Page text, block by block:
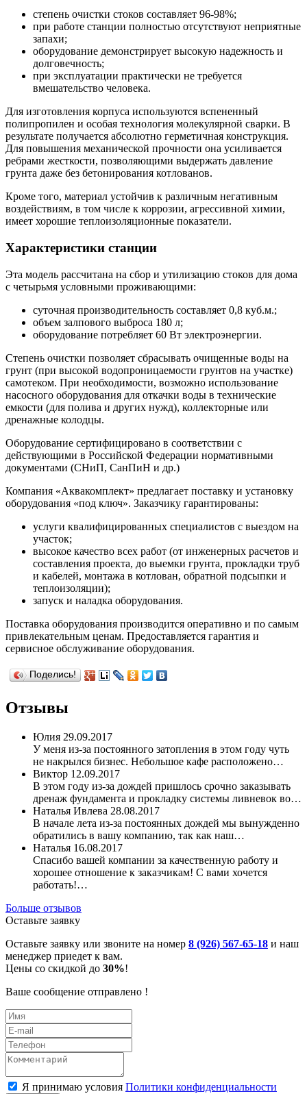
степень очистки стоков составляет 96-98%;
при работе станции полностью отсутствуют неприятные
запахи;
оборудование демонстрирует высокую надежность и
долговечность;
при эксплуатации практически не требуется
вмешательство человека.
Для изготовления корпуса используются вспененный
полипропилен и особая технология молекулярной сварки. В
результате получается абсолютно герметичная конструкция.
Для повышения механической прочности она усиливается
ребрами жесткости, позволяющими выдержать давление
грунта даже без бетонирования котлованов.
Кроме того, материал устойчив к различным негативным
воздействиям, в том числе к коррозии, агрессивной химии,
имеет хорошие теплоизоляционные показатели.
Характеристики станции
Эта модель рассчитана на сбор и утилизацию стоков для дома
с четырьмя условными проживающими:
суточная производительность составляет 0,8 куб.м.;
объем залпового выброса 180 л;
оборудование потребляет 60 Вт электроэнергии.
Степень очистки позволяет сбрасывать очищенные воды на
грунт (при высокой водопроницаемости грунтов на участке)
самотеком. При необходимости, возможно использование
насосного оборудования для откачки воды в технические
емкости (для полива и других нужд), коллекторные или
дренажные колодцы.
Оборудование сертифицировано в соответствии с
действующими в Российской Федерации нормативными
документами (СНиП, СанПиН и др.)
Компания «Аквакомплект» предлагает поставку и установку
оборудования «под ключ». Заказчику гарантированы:
услуги квалифицированных специалистов с выездом на
участок;
высокое качество всех работ (от инженерных расчетов и
составления проекта, до выемки грунта, прокладки труб
и кабелей, монтажа в котлован, обратной подсыпки и
теплоизоляции);
запуск и наладка оборудования.
Поставка оборудования производится оперативно и по самым
привлекательным ценам. Предоставляется гарантия и
сервисное обслуживание оборудования.
Поделись!
Отзывы
Юлия 29.09.2017
У меня из-за постоянного затопления в этом году чуть
не накрылся бизнес. Небольшое кафе расположено…
Виктор 12.09.2017
В этом году из-за дождей пришлось срочно заказывать
дренаж фундамента и прокладку системы ливневок во…
Наталья Ивлева 28.08.2017
В начале лета из-за постоянных дождей мы вынужденно
обратились в вашу компанию, так как наш…
Наталья 16.08.2017
Спасибо вашей компании за качественную работу и
хорошее отношение к заказчикам! С вами хочется
работать!…
Больше отзывов
Оставьте заявку
Оставьте заявку или звоните на номер 8 (926) 567-65-18 и наш
менеджер приедет к вам.
Цены со скидкой до 30%!
Ваше сообщение отправлено !
Я принимаю условия Политики конфиденциальности